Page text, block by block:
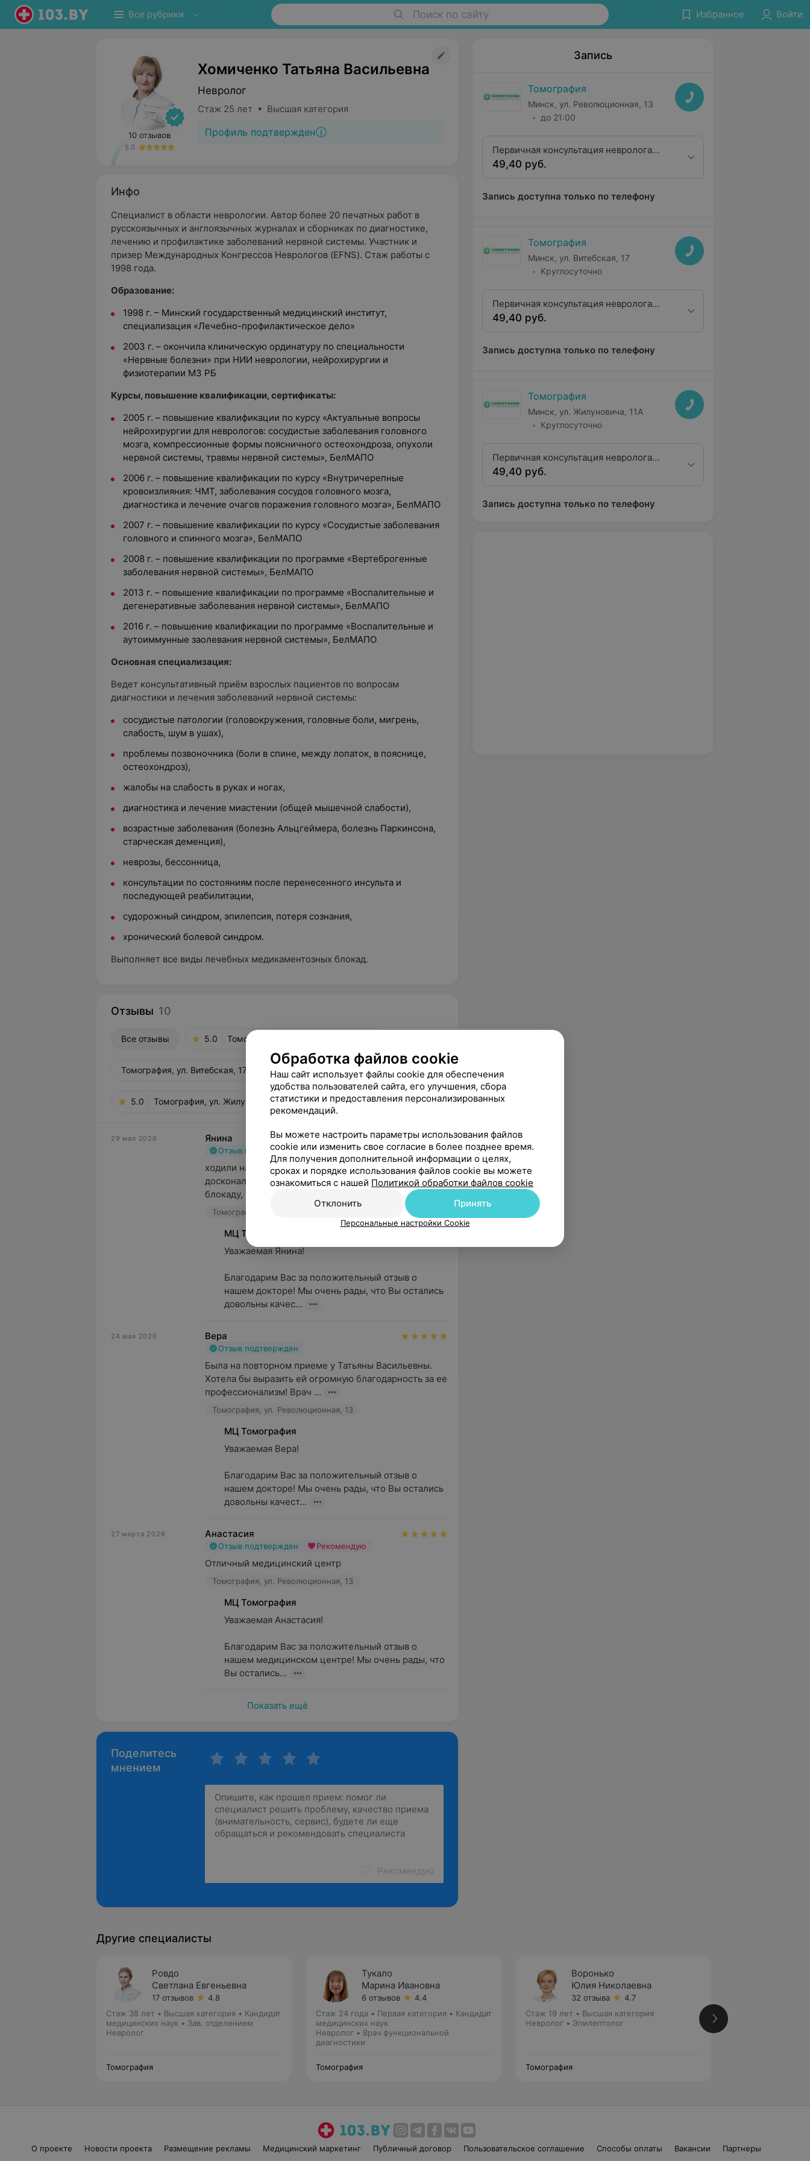
Все рубрики Поиск по сайту Избранное Войти
10 отзывов
5.0
Хомиченко Татьяна Васильевна
Невролог
Стаж 25 лет • Высшая категория
Профиль подтвержден
Инфо
Специалист в области неврологии. Автор более 20 печатных работ в
русскоязычных и англоязычных журналах и сборниках по диагностике,
лечению и профилактике заболеваний нервной системы. Участник и
призер Международных Конгрессов Неврологов (EFNS). Стаж работы с
1998 года.
Образование:
1998 г. – Минский государственный медицинский институт,
специализация «Лечебно-профилактическое дело»
2003 г. – окончила клиническую ординатуру по специальности
«Нервные болезни» при НИИ неврологии, нейрохирургии и
физиотерапии МЗ РБ
Курсы, повышение квалификации, сертификаты:
2005 г. – повышение квалификации по курсу «Актуальные вопросы
нейрохирургии для неврологов: сосудистые заболевания головного
мозга, компрессионные формы поясничного остеохондроза, опухоли
нервной системы, травмы нервной системы», БелМАПО
2006 г. – повышение квалификации по курсу «Внутричерепные
кровоизлияния: ЧМТ, заболевания сосудов головного мозга,
диагностика и лечение очагов поражения головного мозга», БелМАПО
2007 г. – повышение квалификации по курсу «Сосудистые заболевания
головного и спинного мозга», БелМАПО
2008 г. – повышение квалификации по программе «Вертеброгенные
заболевания нервной системы», БелМАПО
2013 г. – повышение квалификации по программе «Воспалительные и
дегенеративные заболевания нервной системы», БелМАПО
2016 г. – повышение квалификации по программе «Воспалительные и
аутоиммунные заолевания нервной системы», БелМАПО
Основная специализация:
Ведет консультативный приём взрослых пациентов по вопросам
диагностики и лечения заболеваний нервной системы:
сосудистые патологии (головокружения, головные боли, мигрень,
слабость, шум в ушах),
проблемы позвоночника (боли в спине, между лопаток, в пояснице,
остеохондроз),
жалобы на слабость в руках и ногах,
диагностика и лечение миастении (общей мышечной слабости),
возрастные заболевания (болезнь Альцгеймера, болезнь Паркинсона,
старческая деменция),
неврозы, бессонница,
консультации по состояниям после перенесенного инсульта и
последующей реабилитации,
судорожный синдром, эпилепсия, потеря сознания,
хронический болевой синдром.
Выполняет все виды лечебных медикаментозных блокад.
Отзывы 10
Все отзывы 5.0 Томография, ул. Революционная, 13
Томография, ул. Витебская, 17
5.0 Томография, ул. Жилуновича, 11А
29 мая 2026 Янина
Отзыв подтвержден Рекомендую
ходили на приём к Хомиченко Т.В, доктор
досконально обследовала, предложила сделать
блокаду, после нее стало гораздо лег...
Томография, ул. Жилуновича, 11А
МЦ Томография
Уважаемая Янина!
Благодарим Вас за положительный отзыв о
нашем докторе! Мы очень рады, что Вы остались
довольны качес...
24 мая 2026 Вера
Отзыв подтвержден
Была на повторном приеме у Татьяны Васильевны.
Хотела бы выразить ей огромную благодарность за ее
профессионализм! Врач ...
Томография, ул. Революционная, 13
МЦ Томография
Уважаемая Вера!
Благодарим Вас за положительный отзыв о
нашем докторе! Мы очень рады, что Вы остались
довольны качест...
27 марта 2026 Анастасия
Отзыв подтвержден Рекомендую
Отличный медицинский центр
Томография, ул. Революционная, 13
МЦ Томография
Уважаемая Анастасия!
Благодарим Вас за положительный отзыв о
нашем медицинском центре! Мы очень рады, что
Вы остались...
Показать ещё
Поделитесь
мнением
Рекомендую
Запись
Томография
Минск, ул. Революционная, 13
до 21:00
Первичная консультация невролога
высшей категории
49,40 руб.
Запись доступна только по телефону
Томография
Минск, ул. Витебская, 17
Круглосуточно
Первичная консультация невролога
высшей категории
49,40 руб.
Запись доступна только по телефону
Томография
Минск, ул. Жилуновича, 11А
Круглосуточно
Первичная консультация невролога
высшей категории
49,40 руб.
Запись доступна только по телефону
Другие специалисты
Ровдо
Светлана Евгеньевна
17 отзывов
4.8
Стаж 38 лет • Высшая категория • Кандидат
медицинских наук • Зав. отделением
Невролог
Томография
Тукало
Марина Ивановна
6 отзывов
4.4
Стаж 24 года • Первая категория • Кандидат
медицинских наук
Невролог • Врач функциональной
диагностики
Томография
Воронько
Юлия Николаевна
32 отзыва
4.7
Стаж 19 лет • Высшая категория
Невролог • Эпилептолог
Томография
О проекте Новости проекта Размещение рекламы Медицинский маркетинг Публичный договор Пользовательское соглашение Способы оплаты Вакансии
Партнеры
Обработка файлов cookie
Наш сайт использует файлы cookie для обеспечения
удобства пользователей сайта, его улучшения, сбора
статистики и предоставления персонализированных
рекомендаций.
Вы можете настроить параметры использования файлов
cookie или изменить свое согласие в более позднее время.
Для получения дополнительной информации о целях,
сроках и порядке использования файлов cookie вы можете
ознакомиться с нашей Политикой обработки файлов cookie
Отклонить
Принять
Персональные настройки Cookie